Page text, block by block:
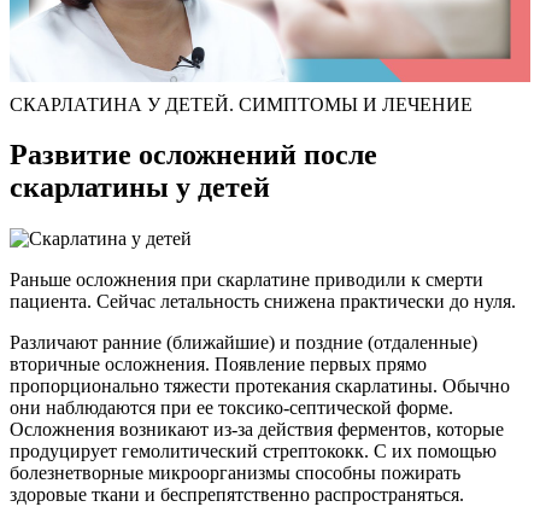
СКАРЛАТИНА У ДЕТЕЙ. СИМПТОМЫ И ЛЕЧЕНИЕ
Развитие осложнений после
скарлатины у детей
Раньше осложнения при скарлатине приводили к смерти
пациента. Сейчас летальность снижена практически до нуля.
Различают ранние (ближайшие) и поздние (отдаленные)
вторичные осложнения. Появление первых прямо
пропорционально тяжести протекания скарлатины. Обычно
они наблюдаются при ее токсико-септической форме.
Осложнения возникают из-за действия ферментов, которые
продуцирует гемолитический стрептококк. С их помощью
болезнетворные микроорганизмы способны пожирать
здоровые ткани и беспрепятственно распространяться.